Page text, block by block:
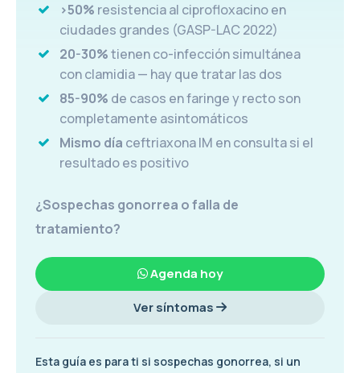
>50% resistencia al ciprofloxacino en
ciudades grandes (GASP-LAC 2022)
20-30%tienen co-infección simultánea
con clamidia — hay que tratar las dos
85-90% de casos en faringe y recto son
completamente asintomáticos
Mismo día ceftriaxona IM en consulta si el
resultado es positivo
¿Sospechas gonorrea o falla de
tratamiento?
Agenda hoy
Ver síntomas
Esta guía es para ti si sospechas gonorrea, si un